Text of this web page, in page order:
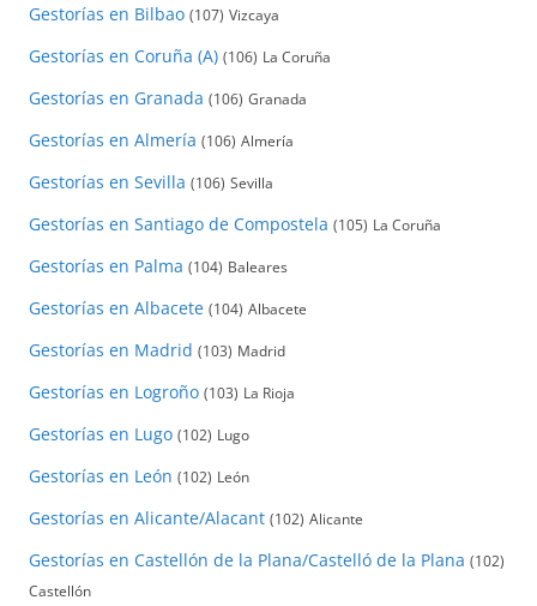
Gestorías en Bilbao (107) Vizcaya
Gestorías en Coruña (A) (106) La Coruña
Gestorías en Granada (106) Granada
Gestorías en Almería (106) Almería
Gestorías en Sevilla (106) Sevilla
Gestorías en Santiago de Compostela (105) La Coruña
Gestorías en Palma (104) Baleares
Gestorías en Albacete (104) Albacete
Gestorías en Madrid (103) Madrid
Gestorías en Logroño (103) La Rioja
Gestorías en Lugo (102) Lugo
Gestorías en León (102) León
Gestorías en Alicante/Alacant (102) Alicante
Gestorías en Castellón de la Plana/Castelló de la Plana (102)
Castellón